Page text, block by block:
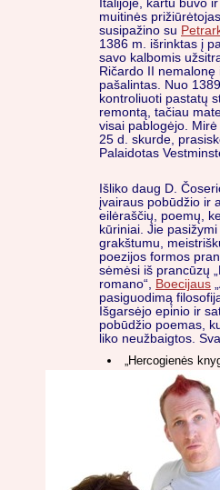
Italijoje, kartu buvo
muitinės
susipažino su
1386 m. išrinktas į
savo kalbomis
Ričardo II nemalonę
pašalintas. Nuo
kontroliuoti pastatų
remontą, tačiau
visai pablogėjo.
25 d. skurde,
Palaidotas
Išliko daug D.
įvairaus pobūdžio ir
eilėraščių, poemų,
kūriniai. Jie
grakštumu,
poezijos formos
sėmėsi iš prancūzų
romano“, Boecijaus
pasiguodimą
Išgarsėjo epinio ir
pobūdžio poemas,
liko neužbaigtos.
„Hercogienės